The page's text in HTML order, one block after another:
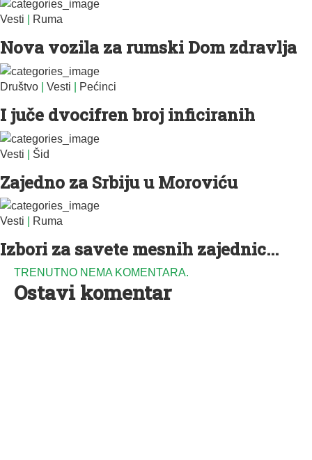
Vesti Ruma
Nova vozila za rumski Dom zdravlja
Društvo Vesti Pećinci
I juče dvocifren broj inficiranih
Vesti Šid
Zajedno za Srbiju u Moroviću
Vesti Ruma
Izbori za savete mesnih zajednic...
TRENUTNO NEMA KOMENTARA.
Ostavi komentar